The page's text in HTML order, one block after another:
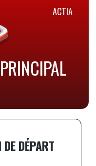
ACTIA
DÉPART